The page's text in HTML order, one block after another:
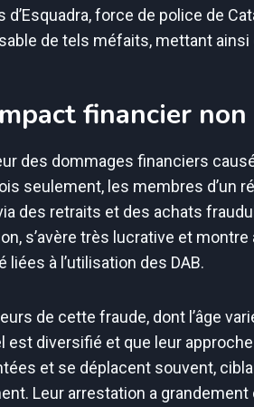
d’Esquadra, force de police de
de tels méfaits, mettant ainsi
financier
des dommages financiers
seulement, les membres d’un
des retraits et des achats
s’avère très lucrative et
liées à l’utilisation des DAB.
de cette fraude, dont l’âge
est diversifié et que leur
et se déplacent souvent,
Leur arrestation a grandement